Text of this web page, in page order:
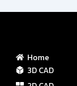
Home
3D CAD